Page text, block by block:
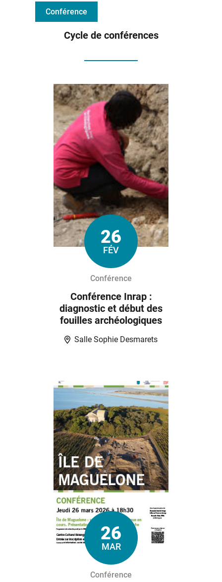
Conférence
Cycle de conférences
Le
26
FÉV
Conférence
Conférence Inrap :
diagnostic et début des
fouilles archéologiques
Salle Sophie Desmarets
Le
26
MAR
Conférence